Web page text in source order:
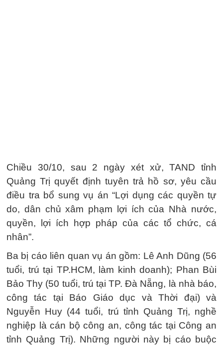
Chiều 30/10, sau 2 ngày xét xử, TAND tỉnh
Quảng Trị quyết định tuyên trả hồ sơ, yêu cầu
điều tra bổ sung vụ án “Lợi dụng các quyền tự
do, dân chủ xâm phạm lợi ích của Nhà nước,
quyền, lợi ích hợp pháp của các tổ chức, cá
nhân”.
Ba bị cáo liên quan vụ án gồm: Lê Anh Dũng (56
tuổi, trú tại TP.HCM, làm kinh doanh); Phan Bùi
Bảo Thy (50 tuổi, trú tại TP. Đà Nẵng, là nhà báo,
công tác tại Báo Giáo dục và Thời đại) và
Nguyễn Huy (44 tuổi, trú tỉnh Quảng Trị, nghề
nghiệp là cán bộ công an, công tác tại Công an
tỉnh Quảng Trị). Những người này bị cáo buộc